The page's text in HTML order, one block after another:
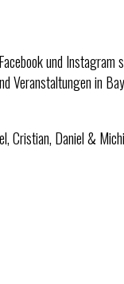
und Instagram
Veranstaltungen in
Cristian, Daniel & Michi